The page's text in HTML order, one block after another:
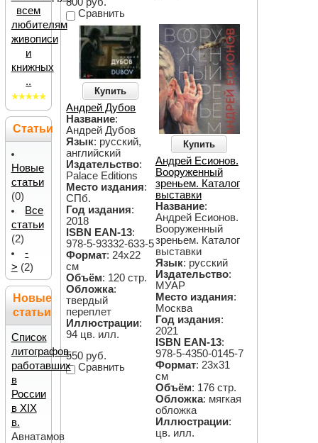
800 руб.
Сравнить
Купить
Андрей Дубов
Название:
Андрей Дубов
Язык: русский,
английский
Издательство:
Palace Editions
Место издания:
СПб.
Год издания:
2018
ISBN EAN-13:
978-5-93332-633-5
Формат: 24х22
см
Объём: 120 стр.
Обложка:
твердый
переплет
Иллюстрации:
94 цв. илл.
550 руб.
Сравнить
Купить
Андрей Есионов.
Вооруженный
зреньем. Каталог
выставки
Название:
Андрей Есионов.
Вооруженный
зреньем. Каталог
выставки
Язык: русский
Издательство:
МУАР
Место издания:
Москва
Год издания:
2021
ISBN EAN-13:
978-5-4350-0145-7
Формат: 23х31
см
Объём: 176 стр.
Обложка: мягкая
обложка
Иллюстрации:
цв. илл.
всем
любителям
живописи
и
книжных
..
Статьи
Новые
статьи
(0)
Все
статьи
(2)
-
> (2)
Новые
статьи
Список
литографов,
работавших
в
России
в XIX
в.
Авнатамов